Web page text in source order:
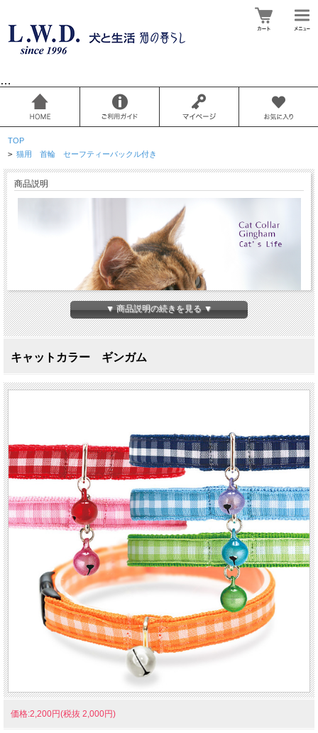
…
TOP
> 猫用 首輪 セーフティーバックル付き
商品説明
優しい素材のキャットカラー
キャットカラー ギンガム
猫の暮らしのキャットカラーは、豊富なバリエーションで必ずおうちのニャンコ
に似合うカラーが見つかります。毛と肌を痛めない肌当たりの柔らかな素材を使
いながらもしっかりと丁寧な縫製で丈夫に作られています。バックルは負荷がか
かると外れる安全設計です。
みんな大好きギンガムチェック。毛羽立ちにくい素材です。
▼ 商品説明の続きを見る ▼
キャットカラー ギンガム
価格:2,200円(税抜 2,000円)